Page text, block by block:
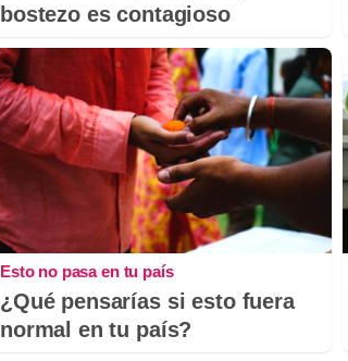
bostezo es contagioso
Esto no pasa en tu país
¿Qué pensarías si esto fuera
normal en tu país?